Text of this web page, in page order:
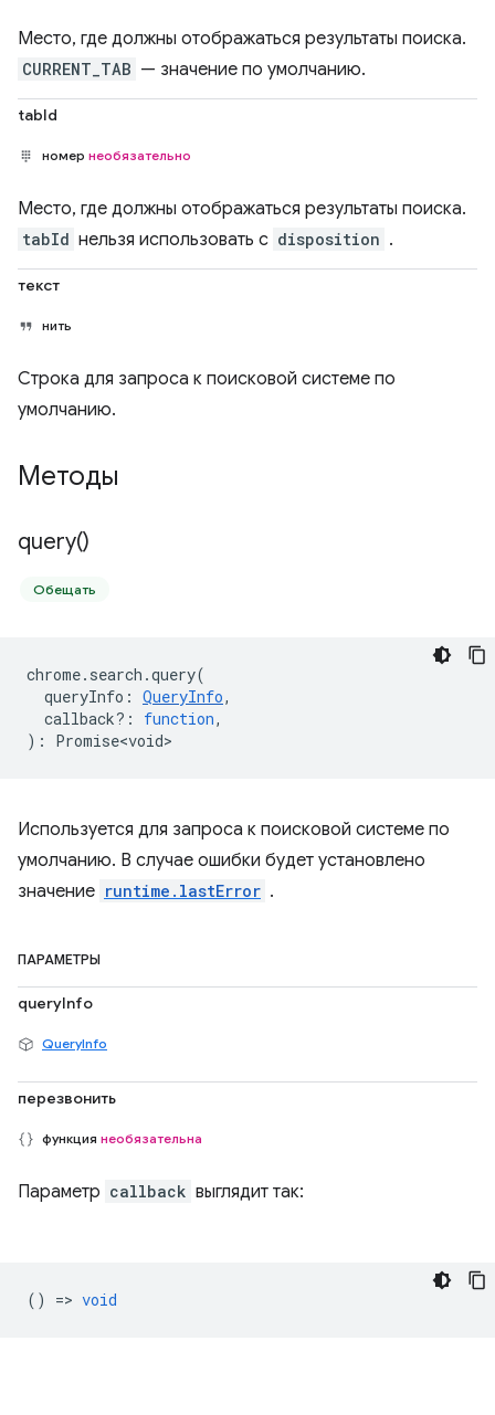
Место, где должны отображаться результаты поиска.
CURRENT_TAB — значение по умолчанию.
tabId
номер необязательно
Место, где должны отображаться результаты поиска.
tabId нельзя использовать с disposition .
текст
нить
Строка для запроса к поисковой системе по
умолчанию.
Методы
query()
Обещать
chrome. search .query(
queryInfo : QueryInfo,
callback? : function,
) : Promise<void>
Используется для запроса к поисковой системе по
умолчанию. В случае ошибки будет установлено
значение runtime.lastError .
ПАРАМЕТРЫ
queryInfo
QueryInfo
перезвонить
функция необязательна
Параметр callback выглядит так:
() => void